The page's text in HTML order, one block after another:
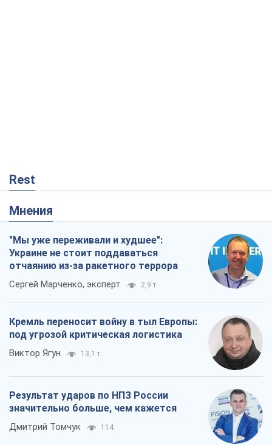
Rest
Мнения
"Мы уже переживали и худшее":
Украине не стоит поддаваться
отчаянию из-за ракетного террора
Сергей Марченко, эксперт 2,9 т.
Кремль переносит войну в тыл Европы:
под угрозой критическая логистика
Виктор Ягун 13,1 т.
Результат ударов по НПЗ России
значительно больше, чем кажется
Дмитрий Томчук 114